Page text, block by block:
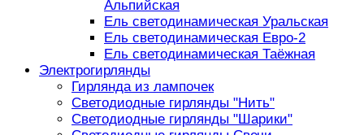
Альпийская
Ель светодинамическая Уральская
Ель светодинамическая Евро-2
Ель светодинамическая Таёжная
Электрогирлянды
Гирлянда из лампочек
Светодиодные гирлянды "Нить"
Светодиодные гирлянды "Шарики"